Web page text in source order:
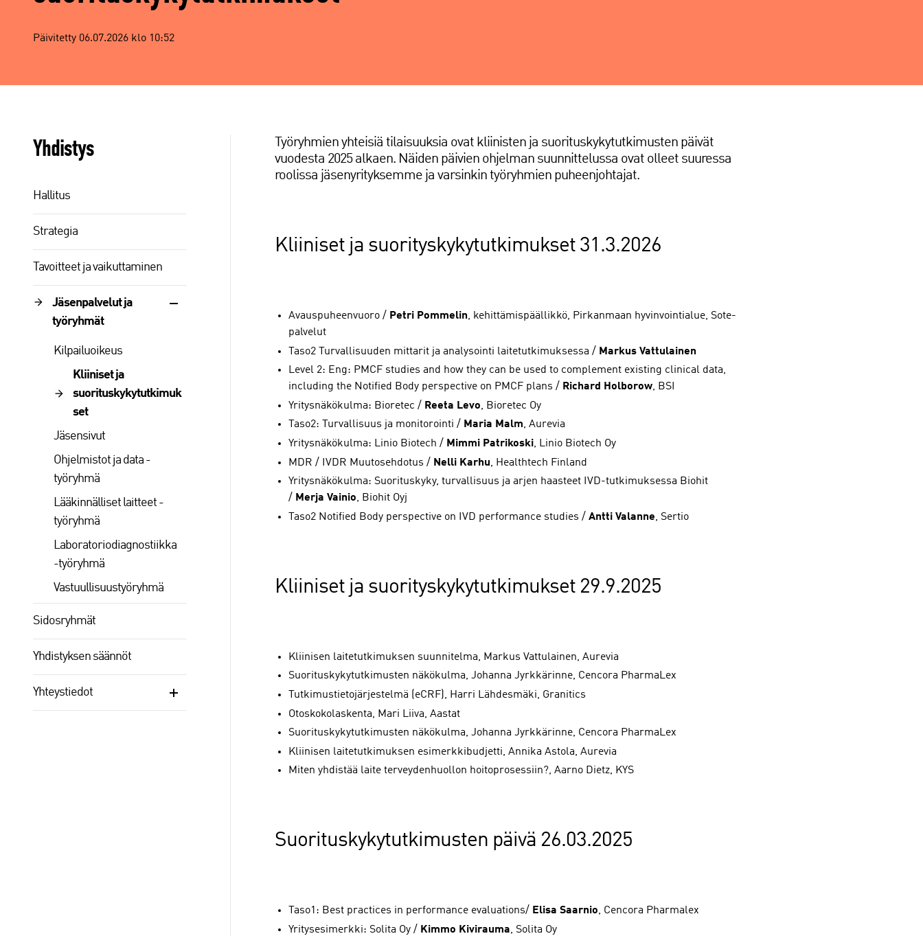
Päivitetty 06.07.2026 klo 10:52
Yhdistys
Hallitus
Strategia
Tavoitteet ja vaikuttaminen
Jäsenpalvelut ja
työryhmät
Kilpailuoikeus
Kliiniset ja
suorituskykytutkimuk
set
Jäsensivut
Ohjelmistot ja data -
työryhmä
Lääkinnälliset laitteet -
työryhmä
Laboratoriodiagnostiikka
-työryhmä
Vastuullisuustyöryhmä
Sidosryhmät
Yhdistyksen säännöt
Yhteystiedot
Työryhmien yhteisiä tilaisuuksia ovat kliinisten ja suorituskykytutkimusten päivät
vuodesta 2025 alkaen. Näiden päivien ohjelman suunnittelussa ovat olleet suuressa
roolissa jäsenyrityksemme ja varsinkin työryhmien puheenjohtajat.
Kliiniset ja suorityskykytutkimukset 31.3.2026
Avauspuheenvuoro / Petri Pommelin, kehittämispäällikkö, Pirkanmaan hyvinvointialue, Sote-
palvelut
Taso2 Turvallisuuden mittarit ja analysointi laitetutkimuksessa / Markus Vattulainen
Level 2: Eng: PMCF studies and how they can be used to complement existing clinical data,
including the Notified Body perspective on PMCF plans / Richard Holborow, BSI
Yritysnäkökulma: Bioretec / Reeta Levo, Bioretec Oy
Taso2: Turvallisuus ja monitorointi / Maria Malm, Aurevia
Yritysnäkökulma: Linio Biotech / Mimmi Patrikoski, Linio Biotech Oy
MDR / IVDR Muutosehdotus / Nelli Karhu, Healthtech Finland
Yritysnäkökulma: Suorituskyky, turvallisuus ja arjen haasteet IVD-tutkimuksessa Biohit
/ Merja Vainio, Biohit Oyj
Taso2 Notified Body perspective on IVD performance studies / Antti Valanne, Sertio
Kliiniset ja suorityskykytutkimukset 29.9.2025
Kliinisen laitetutkimuksen suunnitelma, Markus Vattulainen, Aurevia
Suorituskykytutkimusten näkökulma, Johanna Jyrkkärinne, Cencora PharmaLex
Tutkimustietojärjestelmä (eCRF), Harri Lähdesmäki, Granitics
Otoskokolaskenta, Mari Liiva, Aastat
Suorituskykytutkimusten näkökulma, Johanna Jyrkkärinne, Cencora PharmaLex
Kliinisen laitetutkimuksen esimerkkibudjetti, Annika Astola, Aurevia
Miten yhdistää laite terveydenhuollon hoitoprosessiin?, Aarno Dietz, KYS
Suorituskykytutkimusten päivä 26.03.2025
Taso1: Best practices in performance evaluations/ Elisa Saarnio, Cencora Pharmalex
Yritysesimerkki: Solita Oy / Kimmo Kivirauma, Solita Oy